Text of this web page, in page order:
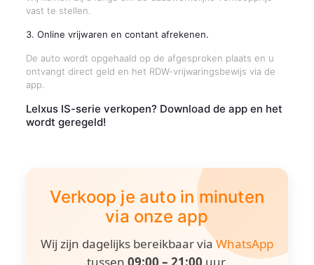
vast te stellen.
3. Online vrijwaren en contant afrekenen.
De auto wordt opgehaald op de afgesproken plaats en u
ontvangt direct geld en het RDW-vrijwaringsbewijs via de
app.
Lelxus IS-serie verkopen? Download de app en het
wordt geregeld!
Verkoop je auto in minuten
via onze app
Wij zijn dagelijks bereikbaar viaWhatsApp